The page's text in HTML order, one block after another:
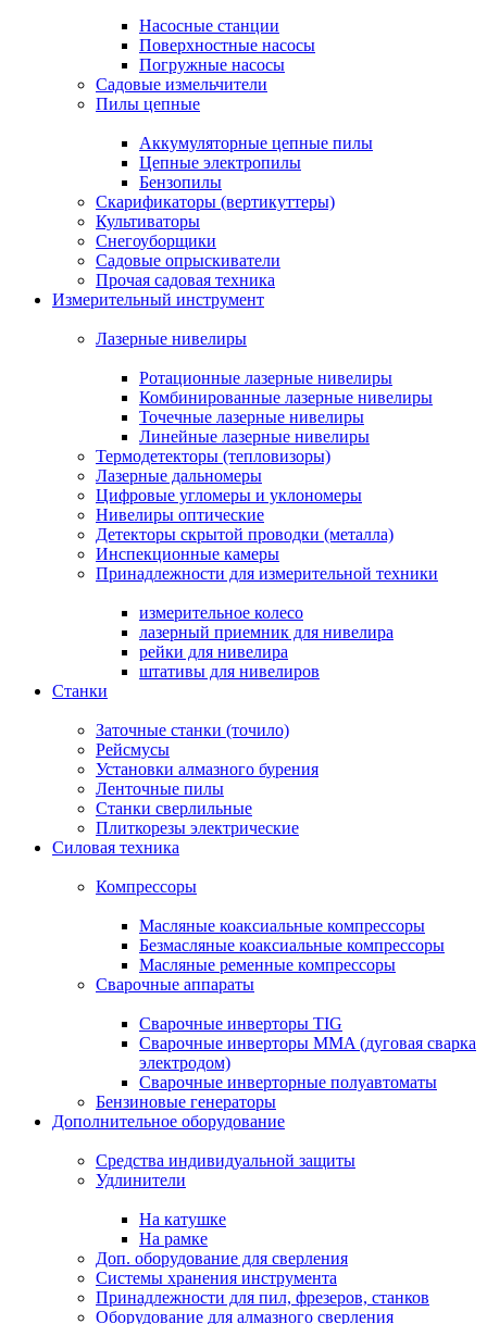
Насосные станции
Поверхностные насосы
Погружные насосы
Садовые измельчители
Пилы цепные
Аккумуляторные цепные пилы
Цепные электропилы
Бензопилы
Скарификаторы (вертикуттеры)
Культиваторы
Снегоуборщики
Садовые опрыскиватели
Прочая садовая техника
Измерительный инструмент
Лазерные нивелиры
Ротационные лазерные нивелиры
Комбинированные лазерные нивелиры
Точечные лазерные нивелиры
Линейные лазерные нивелиры
Термодетекторы (тепловизоры)
Лазерные дальномеры
Цифровые угломеры и уклономеры
Нивелиры оптические
Детекторы скрытой проводки (металла)
Инспекционные камеры
Принадлежности для измерительной техники
измерительное колесо
лазерный приемник для нивелира
рейки для нивелира
штативы для нивелиров
Станки
Заточные станки (точило)
Рейсмусы
Установки алмазного бурения
Ленточные пилы
Станки сверлильные
Плиткорезы электрические
Силовая техника
Компрессоры
Масляные коаксиальные компрессоры
Безмасляные коаксиальные компрессоры
Масляные ременные компрессоры
Сварочные аппараты
Сварочные инверторы TIG
Сварочные инверторы MMA (дуговая сварка
электродом)
Сварочные инверторные полуавтоматы
Бензиновые генераторы
Дополнительное оборудование
Средства индивидуальной защиты
Удлинители
На катушке
На рамке
Доп. оборудование для сверления
Системы хранения инструмента
Принадлежности для пил, фрезеров, станков
Оборудование для алмазного сверления